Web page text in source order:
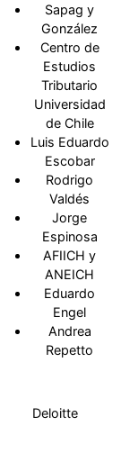
Sapag y
González
Centro de
Estudios
Tributario
Universidad
de Chile
Luis Eduardo
Escobar
Rodrigo
Valdés
Jorge
Espinosa
AFIICH y
ANEICH
Eduardo
Engel
Andrea
Repetto
Deloitte